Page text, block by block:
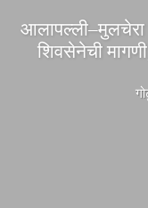
आलापल्ली–मुलचेरा
शिवसेनेची